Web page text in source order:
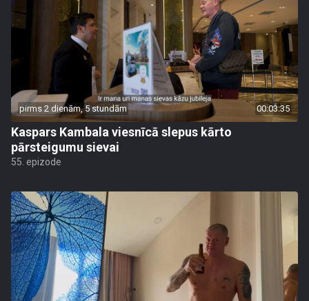
pirms 2 dienām, 5 stundām 00:03:35
Kaspars Kambala viesnīcā slepus kārto
pārsteigumu sievai
55. epizode